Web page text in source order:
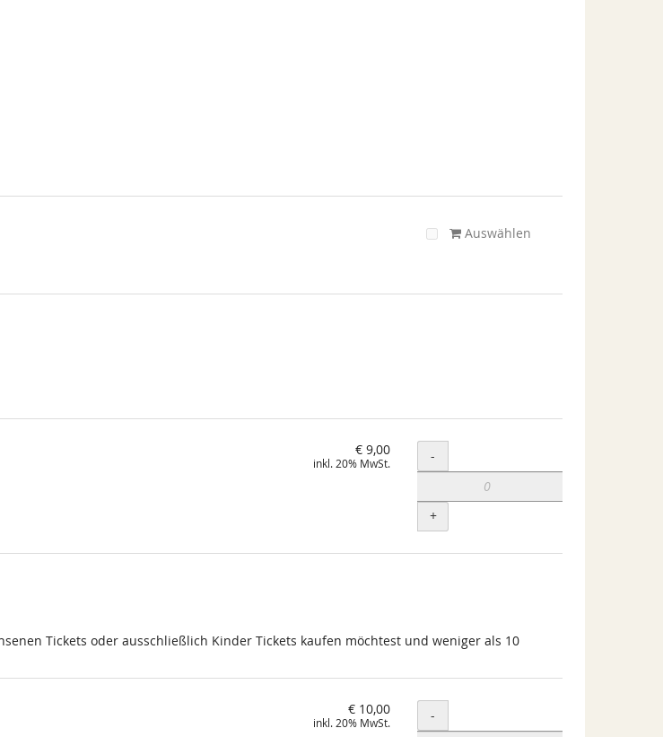
Auswählen
€ 9,00
inkl. 20% MwSt. Menge
-
+
Tickets oder ausschließlich Kinder Tickets kaufen möchtest und weniger als 10
€ 10,00
inkl. 20% MwSt. Menge
-